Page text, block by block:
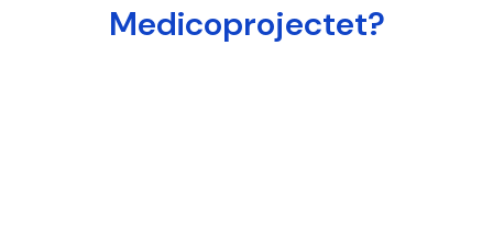
Medicoprojectet?